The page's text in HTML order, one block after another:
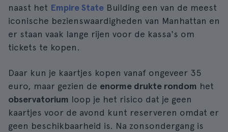
naast het Empire State Building een van de meest
iconische bezienswaardigheden van Manhattan en
er staan vaak lange rijen voor de kassa's om
tickets te kopen.
Daar kun je kaartjes kopen vanaf ongeveer 35
euro, maar gezien de enorme drukte rondom het
observatorium loop je het risico dat je geen
kaartjes voor de avond kunt reserveren omdat er
geen beschikbaarheid is. Na zonsondergang is